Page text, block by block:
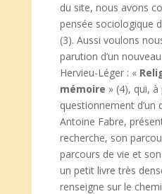
du site, nous avons
pensée sociologique
(3). Aussi voulons
parution d’un
Hervieu-Léger : «
mémoire » (4), qui,
questionnement d’un
Antoine Fabre,
recherche, son
parcours de vie et
un petit livre très
renseigne sur le